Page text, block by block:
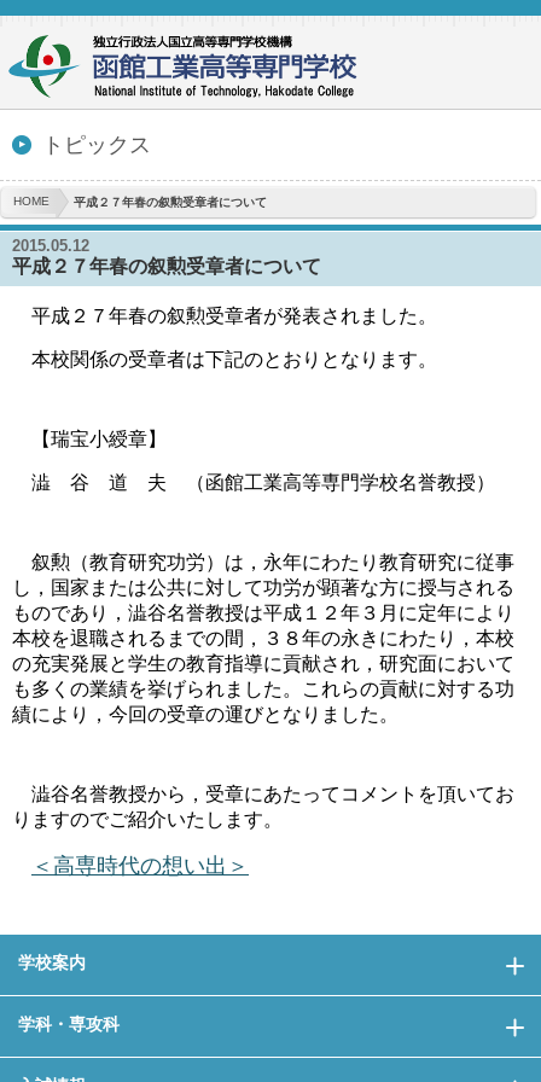
トピックス
HOME 平成２７年春の叙勲受章者について
2015.05.12
平成２７年春の叙勲受章者について
平成２７年春の叙勲受章者が発表されました。
本校関係の受章者は下記のとおりとなります。
【瑞宝小綬章】
澁 谷 道 夫 （函館工業高等専門学校名誉教授）
叙勲（教育研究功労）は，永年にわたり教育研究に従事
し，国家または公共に対して功労が顕著な方に授与される
ものであり，澁谷名誉教授は平成１２年３月に定年により
本校を退職されるまでの間，３８年の永きにわたり，本校
の充実発展と学生の教育指導に貢献され，研究面において
も多くの業績を挙げられました。これらの貢献に対する功
績により，今回の受章の運びとなりました。
澁谷名誉教授から，受章にあたってコメントを頂いてお
りますのでご紹介いたします。
＜高専時代の想い出＞
学校案内
学科・専攻科